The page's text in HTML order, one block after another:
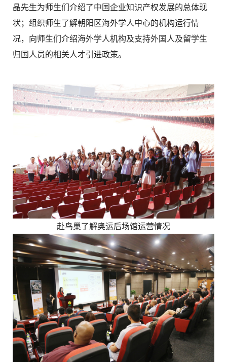
晶先生为师生们介绍了中国企业知识产权发展的总体现
状；组织师生了解朝阳区海外学人中心的机构运行情
况，向师生们介绍海外学人机构及支持外国人及留学生
归国人员的相关人才引进政策。
赴鸟巢了解奥运后场馆运营情况